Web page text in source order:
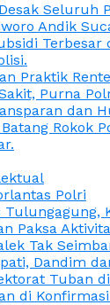
Seluruh
Andik
Praktik
Purna
dan
Rokok
Polri
Tak
Dandim
Tuban
di